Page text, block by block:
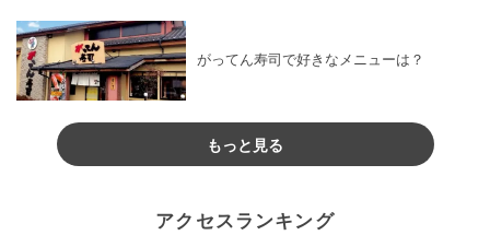
がってん寿司で好きなメニューは？
もっと見る
アクセスランキング